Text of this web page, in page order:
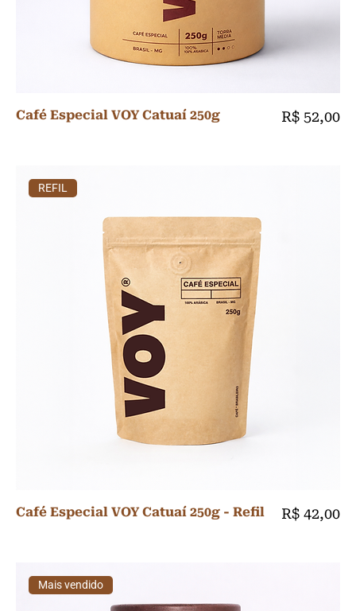
Café Especial VOY Catuaí 250g Preço
R$ 52,00
REFIL
Café Especial VOY Catuaí 250g - Refil Preço
R$ 42,00
Mais vendido